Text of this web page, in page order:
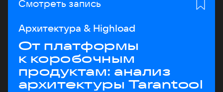
Смотреть запись
Архитектура & Highload
От платформы
к коробочным
продуктам: анализ
архитектуры Tarantool